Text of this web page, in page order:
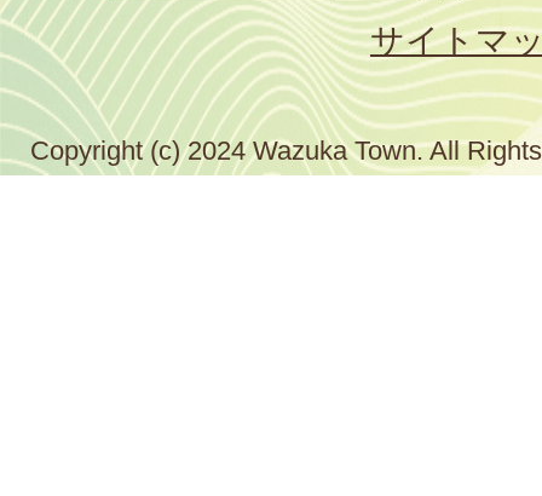
サイトマ
Copyright (c) 2024 Wazuka Town. All